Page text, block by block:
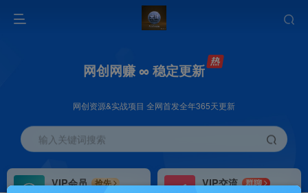
网创网赚 ∞ 稳定更新
网创资源&实战项目 全网首发全年365天更新
输入关键词搜索
VIP会员
抢先
VIP交流
群聊